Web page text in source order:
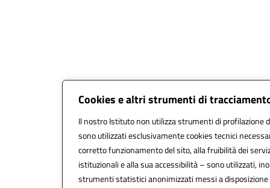
Cookies e altri strumenti di
Il nostro Istituto non utilizza strumenti di profilazione
sono utilizzati esclusivamente cookies tecnici
corretto funzionamento del sito, alla fruibilità dei
istituzionali e alla sua accessibilità – sono utilizzati,
strumenti statistici anonimizzati messi a disposizione